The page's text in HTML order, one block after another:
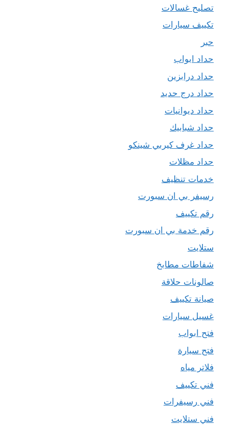
تصليح غسالات
تكييف سيارات
حبر
حداد ابواب
حداد درابزين
حداد درج حديد
حداد ديوانيات
حداد شبابيك
حداد غرف كيربي شينكو
حداد مظلات
خدمات تنظيف
رسيفر بي ان سبورت
رقم تكييف
رقم خدمة بي ان سبورت
ستلايت
شفاطات مطابخ
صالونات حلاقة
صيانة تكييف
غسيل سيارات
فتح ابواب
فتح سيارة
فلاتر مياه
فني تكييف
فني رسيفرات
فني ستلايت